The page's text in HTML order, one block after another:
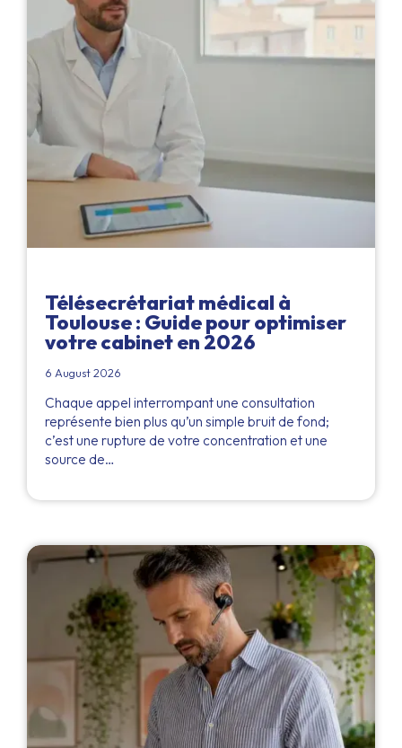
Télésecrétariat médical à
Toulouse : Guide pour optimiser
votre cabinet en 2026
6 August 2026
Chaque appel interrompant une consultation
représente bien plus qu’un simple bruit de fond;
c’est une rupture de votre concentration et une
source de…